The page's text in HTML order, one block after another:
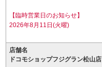
【臨時営業日のお知らせ】
2026年8月11日(火曜)
店舗名
ドコモショップフジグラン松山店